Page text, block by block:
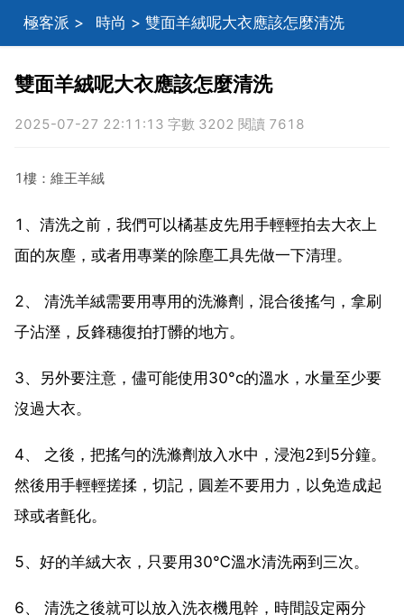
極客派 > 時尚 > 雙面羊絨呢大衣應該怎麼清洗
雙面羊絨呢大衣應該怎麼清洗
2025-07-27 22:11:13 字數 3202 閱讀 7618
1樓：維王羊絨
1、清洗之前，我們可以橘基皮先用手輕輕拍去大衣上
面的灰塵，或者用專業的除塵工具先做一下清理。
2、 清洗羊絨需要用專用的洗滌劑，混合後搖勻，拿刷
子沾溼，反鋒穗復拍打髒的地方。
3、另外要注意，儘可能使用30°c的溫水，水量至少要
沒過大衣。
4、 之後，把搖勻的洗滌劑放入水中，浸泡2到5分鐘。
然後用手輕輕搓揉，切記，圓差不要用力，以免造成起
球或者氈化。
5、好的羊絨大衣，只要用30℃溫水清洗兩到三次。
6、 清洗之後就可以放入洗衣機甩幹，時間設定兩分